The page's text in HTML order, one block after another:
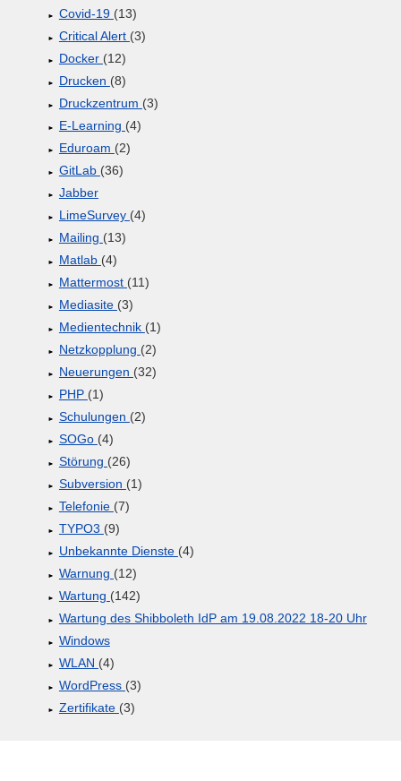
Covid-19 (13)
Critical Alert (3)
Docker (12)
Drucken (8)
Druckzentrum (3)
E-Learning (4)
Eduroam (2)
GitLab (36)
Jabber
LimeSurvey (4)
Mailing (13)
Matlab (4)
Mattermost (11)
Mediasite (3)
Medientechnik (1)
Netzkopplung (2)
Neuerungen (32)
PHP (1)
Schulungen (2)
SOGo (4)
Störung (26)
Subversion (1)
Telefonie (7)
TYPO3 (9)
Unbekannte Dienste (4)
Warnung (12)
Wartung (142)
Wartung des Shibboleth IdP am 19.08.2022 18-20 Uhr
Windows
WLAN (4)
WordPress (3)
Zertifikate (3)